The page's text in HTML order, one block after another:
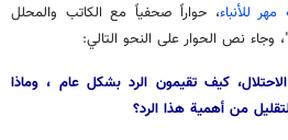
مهر للأنباء، حواراً صحفياً مع الكاتب والمحلل
وجاء نص الحوار على النحو التالي:
كيف تقيمون الرد بشكل عام ، وماذا
من أهمية هذا الرد؟